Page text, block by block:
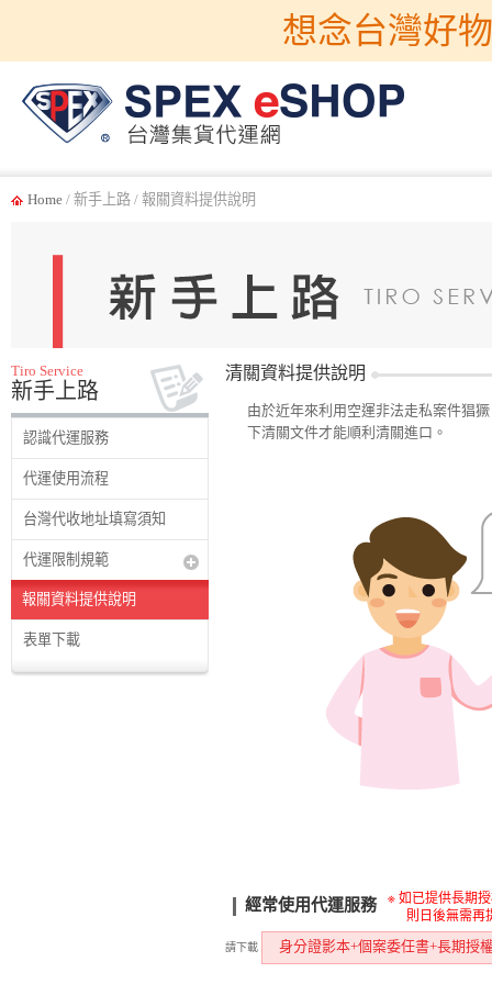
想念台灣好
Home / 新手上路 / 報關資料提供說明
Tiro Service
新手上路
認識代運服務
代運使用流程
台灣代收地址填寫須知
代運限制規範
報關資料提供說明
表單下載
清關資料提供說明
由於近年來利用空運非法走私案件猖
下清關文件才能順利清關進口。
經常使用代運服務
※ 如已提供長期
則日後無需再
請下載 身分證影本+個案委任書+長期授